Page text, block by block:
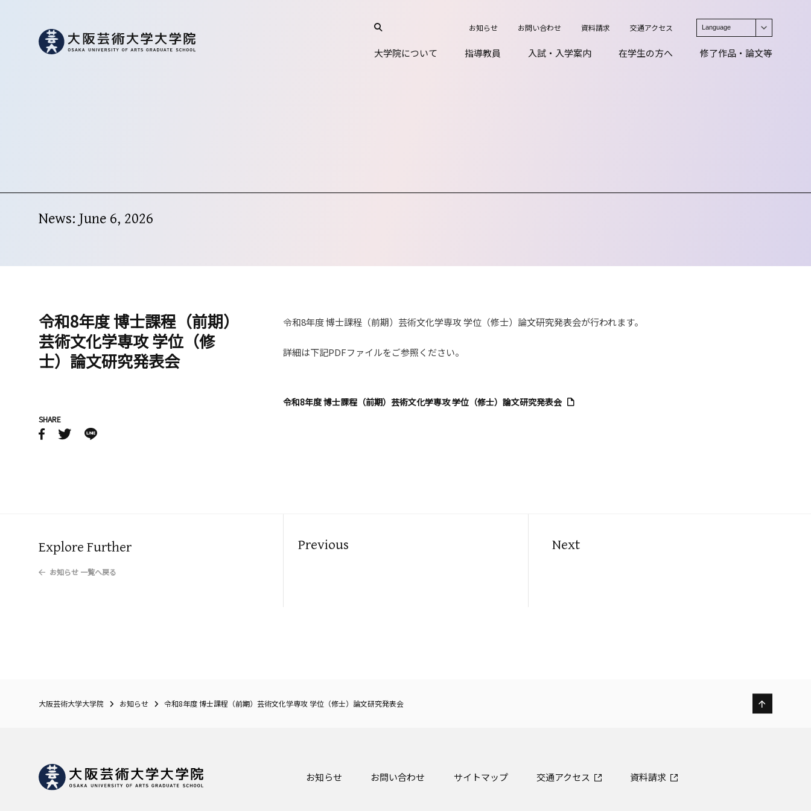
お知らせ お問い合わせ 資料請求 交通アクセス Language
大学院について 指導教員 入試・入学案内 在学生の方へ 修了作品・論文等
News: June 6, 2026
令和8年度 博士課程（前期）
芸術文化学専攻 学位（修
士）論文研究発表会
SHARE
令和8年度 博士課程（前期）芸術文化学専攻 学位（修士）論文研究発表会が行われます。
詳細は下記PDFファイルをご参照ください。
令和8年度 博士課程（前期）芸術文化学専攻 学位（修士）論文研究発表会
Explore Further
お知らせ 一覧へ戻る
Previous Next
大阪芸術大学大学院 お知らせ 令和8年度 博士課程（前期）芸術文化学専攻 学位（修士）論文研究発表会
お知らせ お問い合わせ サイトマップ 交通アクセス 資料請求